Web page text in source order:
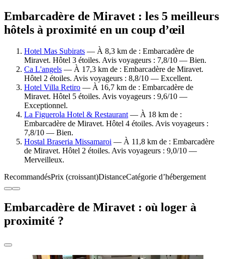
Embarcadère de Miravet : les 5 meilleurs
hôtels à proximité en un coup d’œil
Hotel Mas Subirats — À 8,3 km de : Embarcadère de
Miravet. Hôtel 3 étoiles. Avis voyageurs : 7,8/10 — Bien.
Ca L'angels — À 17,3 km de : Embarcadère de Miravet.
Hôtel 2 étoiles. Avis voyageurs : 8,8/10 — Excellent.
Hotel Villa Retiro — À 16,7 km de : Embarcadère de
Miravet. Hôtel 5 étoiles. Avis voyageurs : 9,6/10 —
Exceptionnel.
La Figuerola Hotel & Restaurant — À 18 km de :
Embarcadère de Miravet. Hôtel 4 étoiles. Avis voyageurs :
7,8/10 — Bien.
Hostal Braseria Missamaroi — À 11,8 km de : Embarcadère
de Miravet. Hôtel 2 étoiles. Avis voyageurs : 9,0/10 —
Merveilleux.
RecommandésPrix (croissant)DistanceCatégorie d’hébergement
Embarcadère de Miravet : où loger à
proximité ?